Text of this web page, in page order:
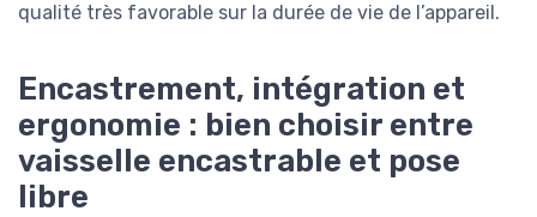
qualité très favorable sur la durée de vie de l’appareil.
Encastrement, intégration et
ergonomie : bien choisir entre
vaisselle encastrable et pose
libre